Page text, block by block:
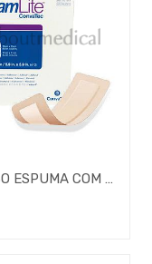
PENSO ESPUMA COM ADESIVO SILICONE FOAM LITE